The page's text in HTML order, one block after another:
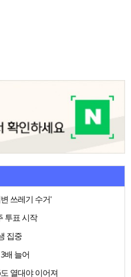
쓰레기 수거'
투표 시작
집중
배 늘어
열대야 이어져